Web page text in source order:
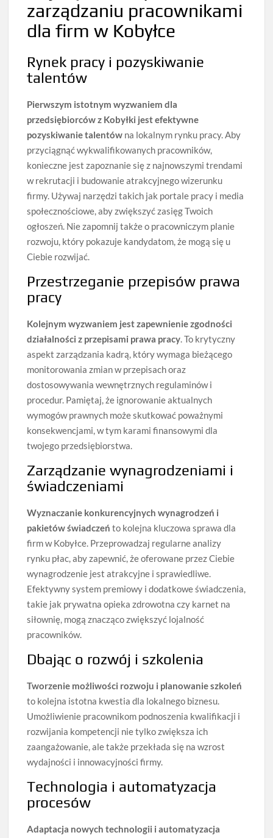
zarządzaniu pracownikami
dla firm w Kobyłce
Rynek pracy i pozyskiwanie
talentów
Pierwszym istotnym wyzwaniem dla
przedsiębiorców z Kobyłki jest efektywne
pozyskiwanie talentów na lokalnym rynku pracy. Aby
przyciągnąć wykwalifikowanych pracowników,
konieczne jest zapoznanie się z najnowszymi trendami
w rekrutacji i budowanie atrakcyjnego wizerunku
firmy. Używaj narzędzi takich jak portale pracy i media
społecznościowe, aby zwiększyć zasięg Twoich
ogłoszeń. Nie zapomnij także o pracowniczym planie
rozwoju, który pokazuje kandydatom, że mogą się u
Ciebie rozwijać.
Przestrzeganie przepisów prawa
pracy
Kolejnym wyzwaniem jest zapewnienie zgodności
działalności z przepisami prawa pracy. To krytyczny
aspekt zarządzania kadrą, który wymaga bieżącego
monitorowania zmian w przepisach oraz
dostosowywania wewnętrznych regulaminów i
procedur. Pamiętaj, że ignorowanie aktualnych
wymogów prawnych może skutkować poważnymi
konsekwencjami, w tym karami finansowymi dla
twojego przedsiębiorstwa.
Zarządzanie wynagrodzeniami i
świadczeniami
Wyznaczanie konkurencyjnych wynagrodzeń i
pakietów świadczeń to kolejna kluczowa sprawa dla
firm w Kobyłce. Przeprowadzaj regularne analizy
rynku płac, aby zapewnić, że oferowane przez Ciebie
wynagrodzenie jest atrakcyjne i sprawiedliwe.
Efektywny system premiowy i dodatkowe świadczenia,
takie jak prywatna opieka zdrowotna czy karnet na
siłownię, mogą znacząco zwiększyć lojalność
pracowników.
Dbając o rozwój i szkolenia
Tworzenie możliwości rozwoju i planowanie szkoleń
to kolejna istotna kwestia dla lokalnego biznesu.
Umożliwienie pracownikom podnoszenia kwalifikacji i
rozwijania kompetencji nie tylko zwiększa ich
zaangażowanie, ale także przekłada się na wzrost
wydajności i innowacyjności firmy.
Technologia i automatyzacja
procesów
Adaptacja nowych technologii i automatyzacja